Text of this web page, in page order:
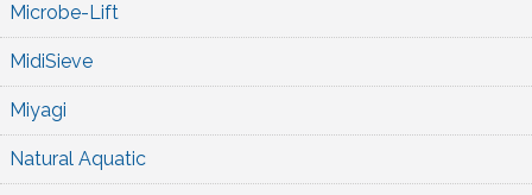
Microbe-Lift
MidiSieve
Miyagi
Natural Aquatic